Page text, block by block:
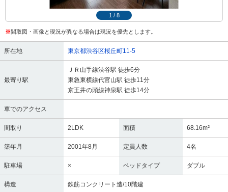
1 / 8
※間取図・画像と現況が異なる場合は現況を優先とします。
所在地 東京都渋谷区桜丘町11-5
最寄り駅
ＪＲ山手線渋谷駅 徒歩6分
東急東横線代官山駅 徒歩11分
京王井の頭線神泉駅 徒歩14分
車でのアクセス
間取り 2LDK 面積 68.16m²
築年月 2001年8月 定員人数 4名
駐車場 × ベッドタイプ ダブル
構造 鉄筋コンクリート造/10階建